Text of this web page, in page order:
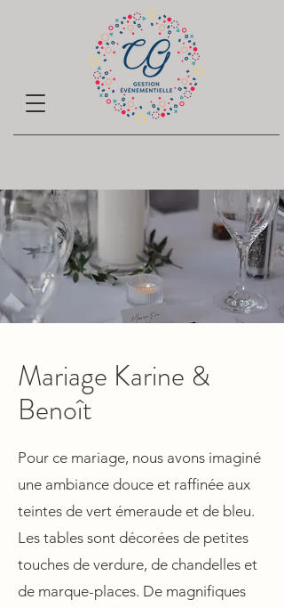
Mariage Karine &
Benoît
Pour ce mariage, nous avons imaginé
une ambiance douce et raffinée aux
teintes de vert émeraude et de bleu.
Les tables sont décorées de petites
touches de verdure, de chandelles et
de marque-places. De magnifiques